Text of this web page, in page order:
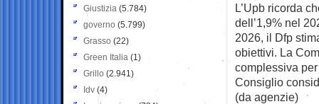
L’Upb ricorda
dell’1,9% nel
2026, il Dfp
obiettivi. La
complessiva
Consiglio
(da agenzie)
Giustizia (5.784)
governo (5.799)
Grasso (22)
Green Italia (1)
Grillo (2.941)
Idv (4)